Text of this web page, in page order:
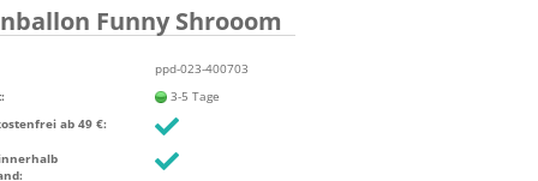
Konto erstellen
Funny Shrooom
ppd-023-400703
3-5 Tage
ab 49 €: